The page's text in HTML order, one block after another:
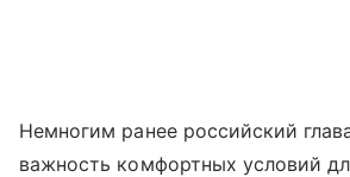
Немногим ранее российский
важность комфортных условий